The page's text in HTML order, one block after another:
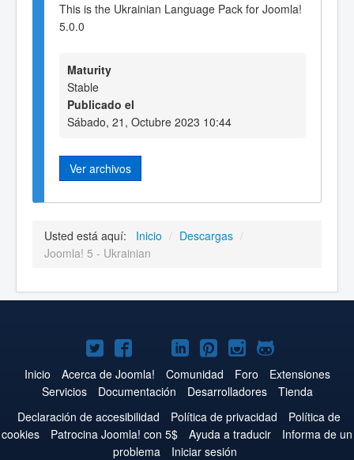
This is the Ukrainian Language Pack for Joomla!
5.0.0
Maturity
Stable
Publicado el
Sábado, 21, Octubre 2023 10:44
Ver archivos
Usted está aquí: Inicio / Descargas /
Joomla! 5 - Ukrainian
Joomla!
en
Twitter
Joomla!
en
Facebook
Joomla!
en
YouTube
Joomla!
en
LinkedIn
Joomla!
en
Pinterest
Joomla!
en
Instagram
Joomla!
en
GitHub
Inicio Acerca de Joomla! Comunidad Foro
Extensiones
Servicios
Documentación Desarrolladores
Tienda
Declaración de accesibilidad
Política de privacidad
Política de
cookies
Patrocina Joomla! con 5$ Ayuda a traducir
Informa de un
problema
Iniciar sesión